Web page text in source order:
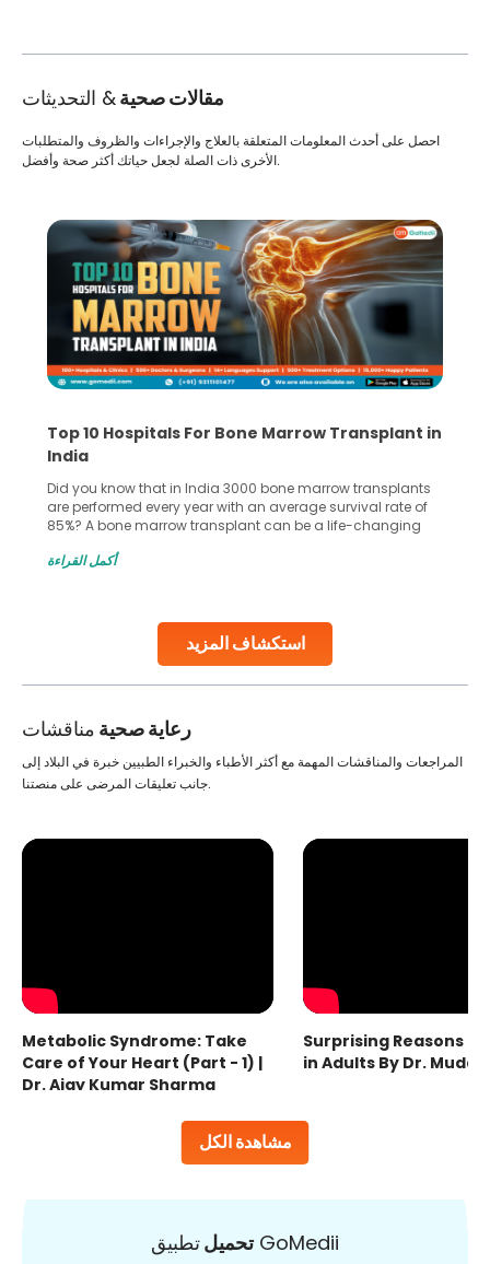
مقالات صحية& التحديثات
استكشاف المزيد
احصل على أحدث المعلومات المتعلقة بالعلاج والإجراءات والظروف والمتطلبات
الأخرى ذات الصلة لجعل حياتك أكثر صحة وأفضل.
Recognizing Critical Symptoms of a Frontal
Lobe Brain Tumor Could Save Your Life
Did you know that the frontal lobe of your brain is the most
common site for tumor occurrence? The frontal lobe is a
key part of your brain and is responsible for various
harm to it can lead to serious complications. However, with
أكمل القراءة
رعاية صحية مناقشات
مشاهدة الكل
المراجعات والمناقشات المهمة مع أكثر الأطباء والخبراء الطبيين خبرة في البلاد إلى
جانب تعليقات المرضى على منصتنا.
Metabolic Syndrome: Take
Care of Your Heart (Part - 1) |
Dr. Ajay Kumar Sharma
Surprising Reasons
in Adults By Dr.
تحميلتطبيق GoMedii